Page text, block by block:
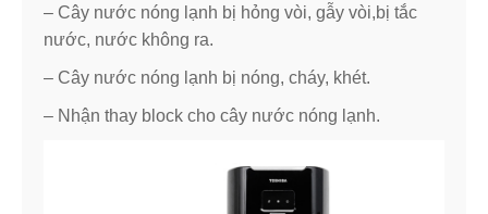
– Cây nước nóng lạnh bị hỏng vòi, gẫy vòi,bị tắc
nước, nước không ra.
– Cây nước nóng lạnh bị nóng, cháy, khét.
– Nhận thay block cho cây nước nóng lạnh.